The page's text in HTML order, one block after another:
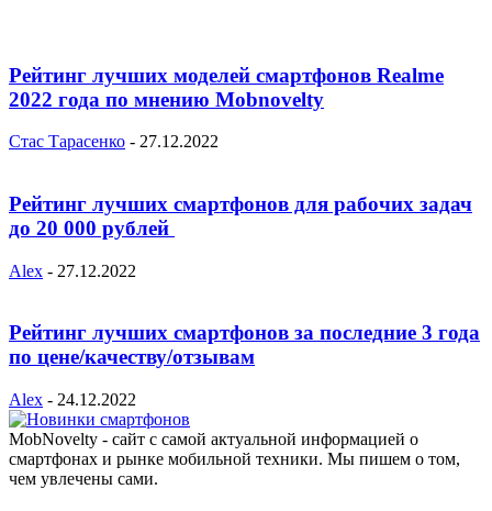
Рейтинг лучших моделей смартфонов Realme
2022 года по мнению Mobnovelty
Стас Тарасенко - 27.12.2022
Рейтинг лучших смартфонов для рабочих задач
до 20 000 рублей
Alex - 27.12.2022
Рейтинг лучших смартфонов за последние 3 года
по цене/качеству/отзывам
Alex - 24.12.2022
MobNovelty - сайт с самой актуальной информацией о
смартфонах и рынке мобильной техники. Мы пишем о том,
чем увлечены сами.